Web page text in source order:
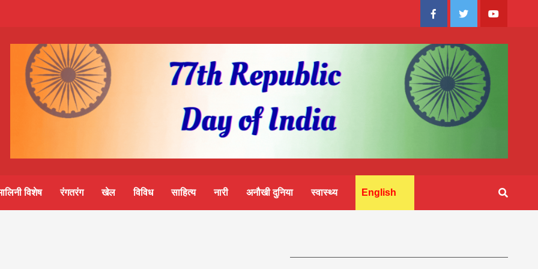
FacebookTwitter Youtube
विशेष रंगतरंग खेल विविध साहित्य नारी अनौखी दुनिया स्वास्थ्य English
शुभसंवत् 2083